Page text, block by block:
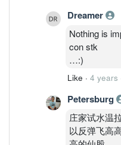
Dreamer
Nothing is
con stk
…:)
Like · 4 years
Petersburg
庄家试水温
以反弹飞高